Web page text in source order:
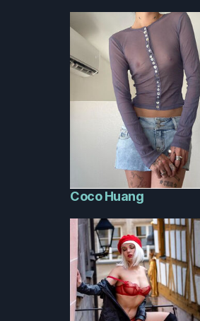
Coco Huang